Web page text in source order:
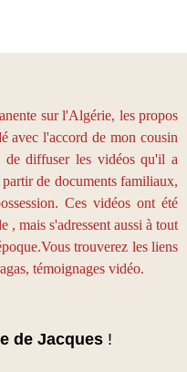
sur l'Algérie, les propos
avec l'accord de mon cousin
de diffuser les vidéos qu'il a
de documents familiaux,
Ces vidéos ont été
, mais s'adressent aussi à tout
trouverez les liens
témoignages vidéo.
de Jacques!